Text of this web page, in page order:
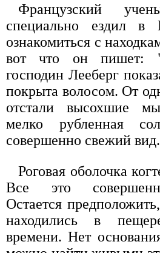
Французский
специально ездил
ознакомиться с
вот что он пишет:
господин Лееберг
покрыта волосом. От
отстали высохшие
мелко рубленная
совершенно свежий вид.
Роговая оболочка
Все это
Остается
находились в
времени. Нет